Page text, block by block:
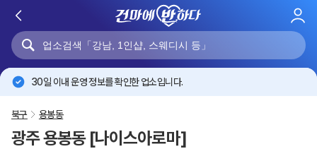
로
30일 이내 운영 정보를 확인한 업소입니다.
북구 용봉동
광주 용봉동 [나이스아로마]